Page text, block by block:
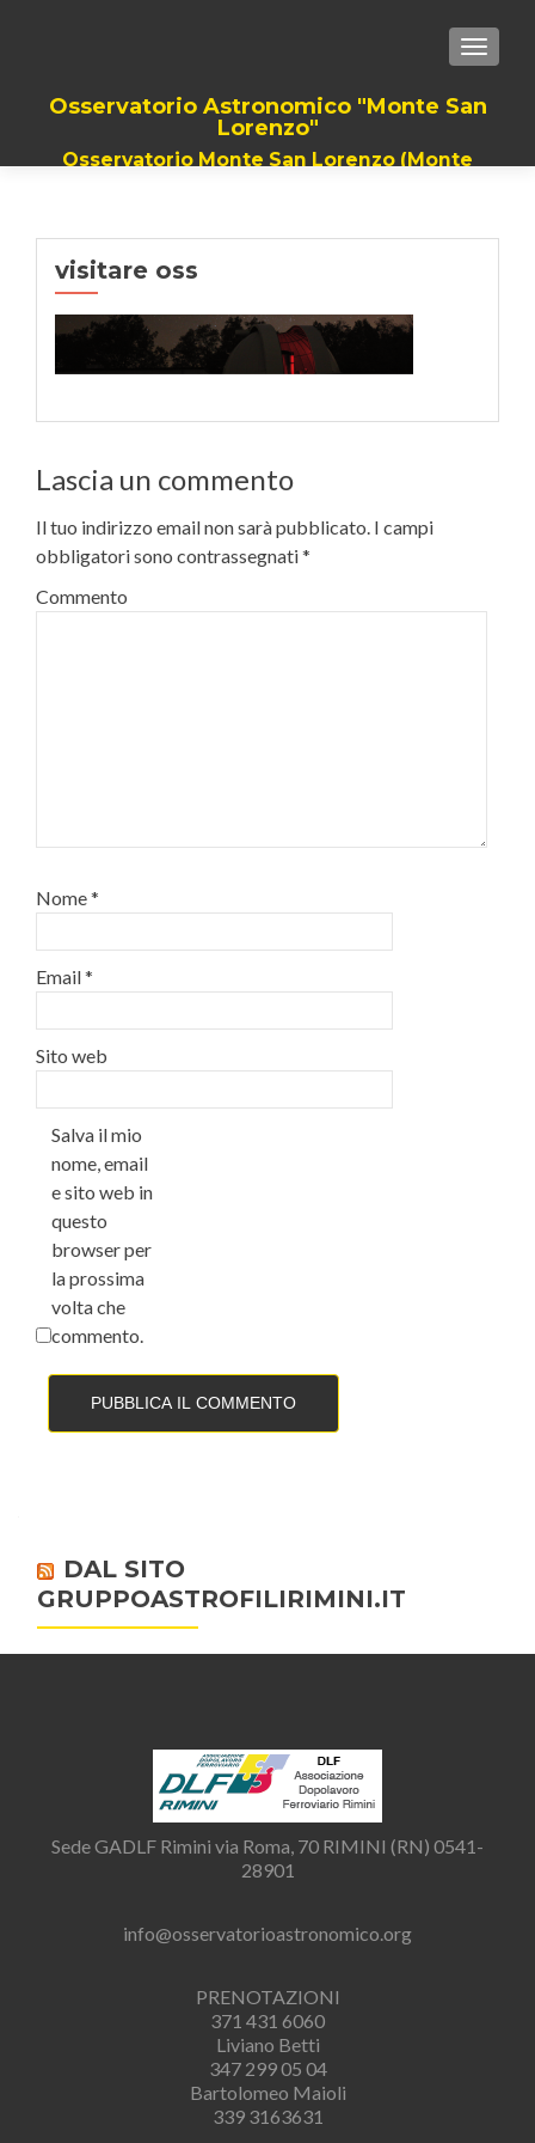
Osservatorio Astronomico "Monte San
Lorenzo"
Osservatorio Monte San Lorenzo (Monte
visitare oss
Lascia un commento
Il tuo indirizzo email non sarà pubblicato. I campi
obbligatori sono contrassegnati*
Commento
Nome*
Email*
Sito web
Salva il mio
nome, email
e sito web in
questo
browser per
la prossima
volta che
commento.
DAL SITO
GRUPPOASTROFILIRIMINI.IT
Sede GADLF Rimini via Roma, 70 RIMINI (RN) 0541-
28901
info@osservatorioastronomico.org
PRENOTAZIONI
371 431 6060
Liviano Betti
347 299 05 04
Bartolomeo Maioli
339 3163631